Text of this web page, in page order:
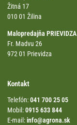
Žitná 17
010 01 Žilina
Malopredajňa PRIEVIDZA
Fr. Madvu 26
972 01 Prievidza
Kontakt
Telefón:041 700 25 05
Mobil:0915 633 844
E-mail:info@agrona.sk